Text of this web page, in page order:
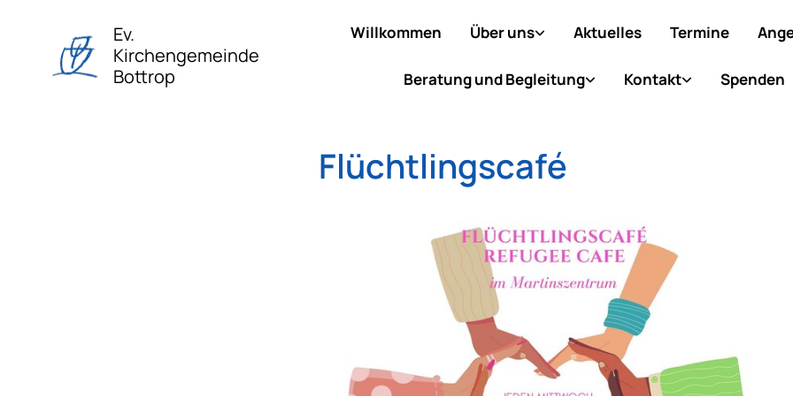
Ev.
Kirchengemeinde
Bottrop
Willkommen Über uns Aktuelles Termine
Beratung und Begleitung Kontakt Spenden
Flüchtlingscafé